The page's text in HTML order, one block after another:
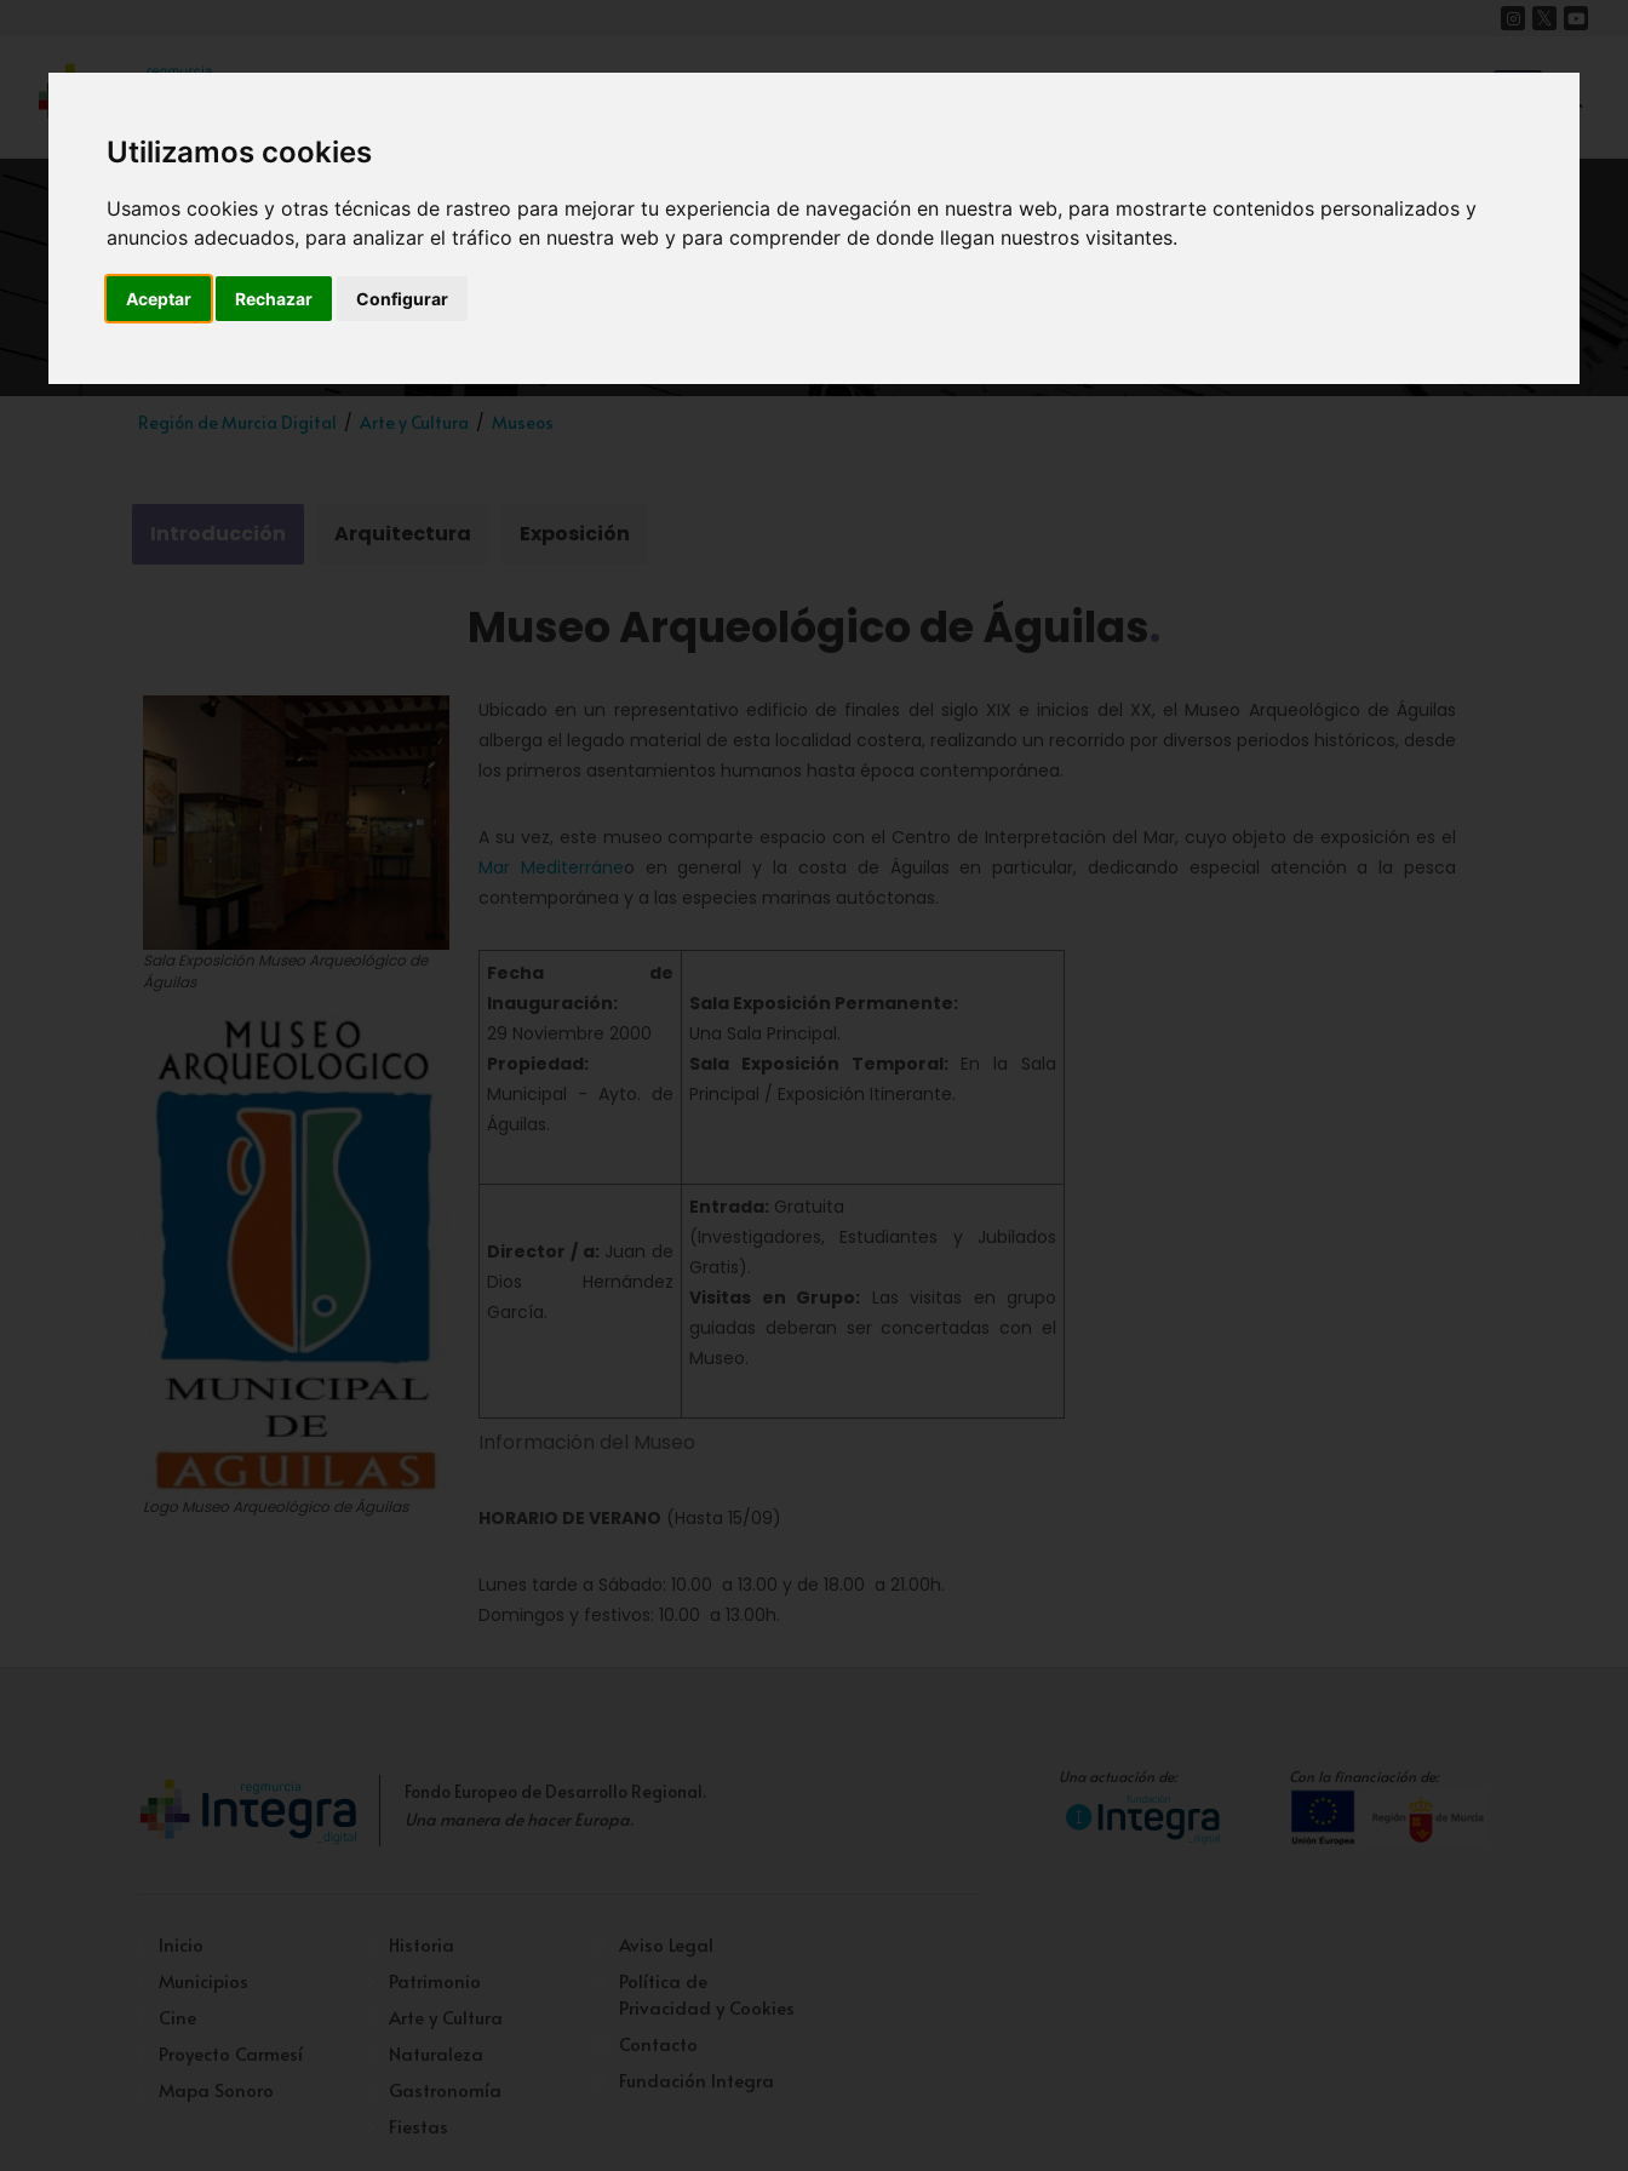
Utilizamos cookies
Usamos cookies y otras técnicas de rastreo para mejorar tu experiencia de navegación en nuestra web, para mostrarte contenidos personalizados y
anuncios adecuados, para analizar el tráfico en nuestra web y para comprender de donde llegan nuestros visitantes.
Aceptar Rechazar Configurar
ARTE Y CULTURA
Región de Murcia Digital Arte y Cultura Museos
Introducción Arquitectura Exposición
Museo Arqueológico de Águilas
Ubicado en un representativo edificio de finales del siglo XIX e inicios del XX, el Museo Arqueológico de Águilas
alberga el legado material de esta localidad costera, realizando un recorrido por diversos periodos históricos, desde
los primeros asentamientos humanos hasta época contemporánea.
A su vez, este museo comparte espacio con el Centro de Interpretación del Mar, cuyo objeto de exposición es el
Mar Mediterráneo en general y la costa de Águilas en particular, dedicando especial atención a la pesca
contemporánea y a las especies marinas autóctonas.
Información del Museo
Fecha de
Inauguración:
29 Noviembre 2000
Propiedad:
Municipal - Ayto. de
Águilas.
Sala Exposición Permanente:
Una Sala Principal.
Sala Exposición Temporal: En la Sala
Principal / Exposición Itinerante.
Director / a: Juan de
Dios Hernández
García.
Entrada: Gratuita
(Investigadores, Estudiantes y Jubilados
Gratis).
Visitas en Grupo: Las visitas en grupo
guiadas deberan ser concertadas con el
Museo.
HORARIO DE VERANO (Hasta 15/09)
Lunes tarde a Sábado: 10.00 a 13.00 y de 18.00 a 21.00h.
Domingos y festivos: 10.00 a 13.00h.
Sala Exposición Museo Arqueológico de
Águilas
Logo Museo Arqueológico de Águilas
Fondo Europeo de Desarrollo Regional.
Una manera de hacer Europa.
Inicio
Municipios
Cine
Proyecto Carmesí
Mapa Sonoro
Historia
Patrimonio
Arte y Cultura
Naturaleza
Gastronomía
Fiestas
Aviso Legal
Política de
Privacidad y Cookies
Contacto
Fundación Integra
Una actuación de: Con la financiación de: